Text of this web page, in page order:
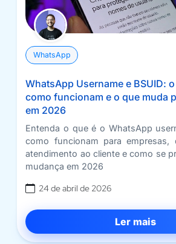
WhatsApp
WhatsApp Username e BSUID:
como funcionam e o que muda
em 2026
Entenda o que é o WhatsApp
como funcionam para
atendimento ao cliente e como se
mudança em 2026
24 de abril de 2026
Ler mais